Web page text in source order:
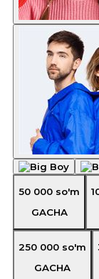
50 000 so'm
GACHA
250 000 so'm
GACHA